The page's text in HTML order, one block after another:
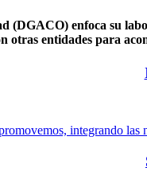
(DGACO) enfoca su
otras entidades para
integrando las